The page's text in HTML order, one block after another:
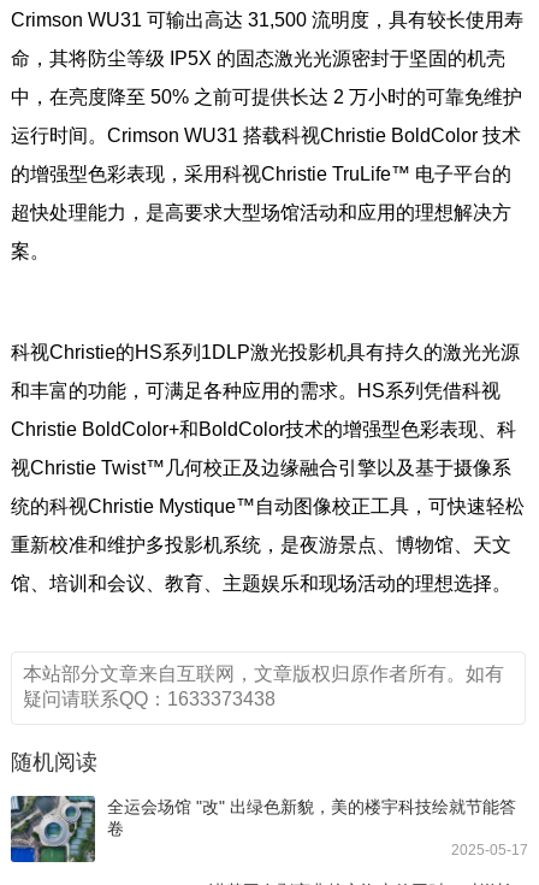
Crimson WU31 可输出高达 31,500 流明度，具有较长使用寿
命，其将防尘等级 IP5X 的固态激光光源密封于坚固的机壳
中，在亮度降至 50% 之前可提供长达 2 万小时的可靠免维护
运行时间。Crimson WU31 搭载科视Christie BoldColor 技术
的增强型色彩表现，采用科视Christie TruLife™ 电子平台的
超快处理能力，是高要求大型场馆活动和应用的理想解决方
案。
科视Christie的HS系列1DLP激光投影机具有持久的激光光源
和丰富的功能，可满足各种应用的需求。HS系列凭借科视
Christie BoldColor+和BoldColor技术的增强型色彩表现、科
视Christie Twist™几何校正及边缘融合引擎以及基于摄像系
统的科视Christie Mystique™自动图像校正工具，可快速轻松
重新校准和维护多投影机系统，是夜游景点、博物馆、天文
馆、培训和会议、教育、主题娱乐和现场活动的理想选择。
本站部分文章来自互联网，文章版权归原作者所有。如有
疑问请联系QQ：1633373438
随机阅读
全运会场馆 "改" 出绿色新貌，美的楼宇科技绘就节能答
卷
2025-05-17